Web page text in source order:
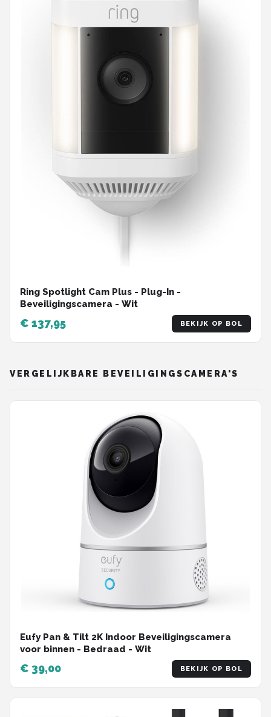
Ring Spotlight Cam Plus - Plug-In -
Beveiligingscamera - Wit
€ 137,95 BEKIJK OP BOL
VERGELIJKBARE BEVEILIGINGSCAMERA'S
Eufy Pan & Tilt 2K Indoor Beveiligingscamera
voor binnen - Bedraad - Wit
€ 39,00 BEKIJK OP BOL